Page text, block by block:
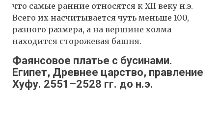
что самые ранние относятся к XII веку н.э.
Всего их насчитывается чуть меньше 100,
разного размера, а на вершине холма
находится сторожевая башня.
Фаянсовое платье с бусинами.
Египет, Древнее царство, правление
Хуфу. 2551–2528 гг. до н.э.